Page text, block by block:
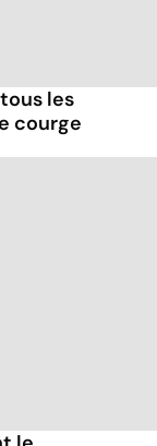
les
courge